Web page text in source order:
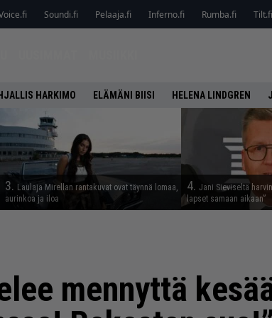
Soundi.fi Pelaaja.fi Inferno.fi Rumba.fi Tilt.fi
HJALLIS HARKIMO ELÄMÄNI BIISI HELENA LINDGREN
3. Laulaja Mirellan rantakuvat ovat täynnä lomaa,
aurinkoa ja iloa
4. Jani Sieviseltä
lapset samaan aikaan”
mennyttä